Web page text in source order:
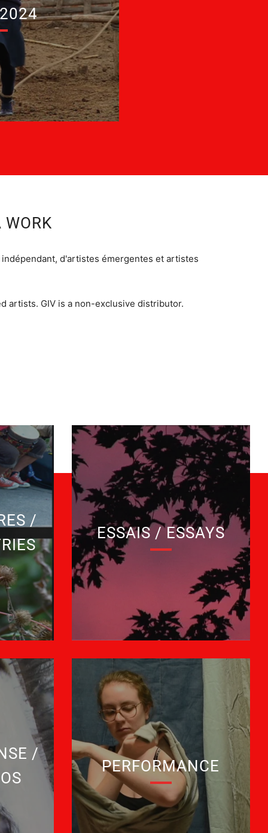
d'artistes émergentes et artistes
artists. GIV is a non-exclusive distributor.
/
ESSAIS / ESSAYS
/
PERFORMANCE